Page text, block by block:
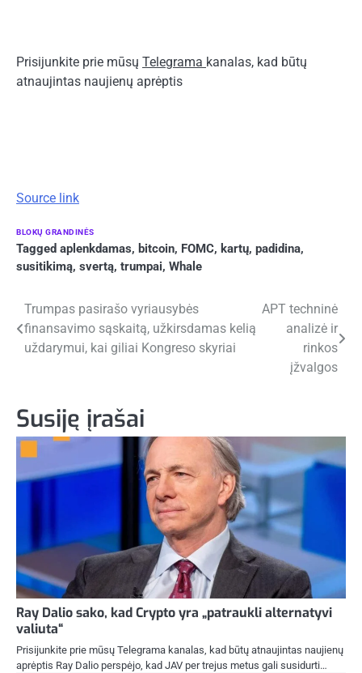
Prisijunkite prie mūsų Telegrama kanalas, kad būtų
atnaujintas naujienų aprėptis
Source link
BLOKŲ GRANDINĖS
Tagged aplenkdamas, bitcoin, FOMC, kartų, padidina,
susitikimą, svertą, trumpai, Whale
Navigacija
tarp
Trumpas pasirašo vyriausybės
finansavimo sąskaitą, užkirsdamas kelią
uždarymui, kai giliai Kongreso skyriai
APT techninė
analizė ir
rinkos
įžvalgos
Susiję įrašai
Ray Dalio sako, kad Crypto yra „patraukli alternatyvi
valiuta“
Prisijunkite prie mūsų Telegrama kanalas, kad būtų atnaujintas naujienų
aprėptis Ray Dalio perspėjo, kad JAV per trejus metus gali susidurti…